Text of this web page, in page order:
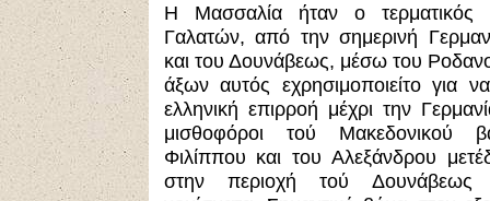
Η Μασσαλία ήταν ο τερματικός
Γαλατών, από την σημερινή
και του Δουνάβεως, μέσω του
άξων αυτός εχρησιμοποιείτο για
ελληνική επιρροή μέχρι την
μισθοφόροι τού Μακεδονικού
Φιλίππου και του Αλεξάνδρου
στην περιοχή τού Δουνάβεως